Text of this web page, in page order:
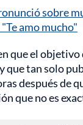
sobre
amo mucho"
que el objetivo
que tan solo
después de
que no es